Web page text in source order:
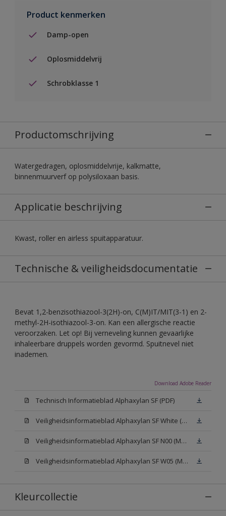
Product kenmerken
Damp-open
Oplosmiddelvrij
Schrobklasse 1
Productomschrijving
Watergedragen, oplosmiddelvrije, kalkmatte,
binnenmuurverf op polysiloxaan basis.
Applicatie beschrijving
Kwast, roller en airless spuitapparatuur.
Technische & veiligheidsdocumentatie
Bevat 1,2-benzisothiazool-3(2H)-on, C(M)IT/MIT(3-1) en 2-
methyl-2H-isothiazool-3-on. Kan een allergische reactie
veroorzaken. Let op! Bij verneveling kunnen gevaarlijke
inhaleerbare druppels worden gevormd. Spuitnevel niet
inademen.
Download Adobe Reader
Technisch Informatieblad Alphaxylan SF (PDF)
Veiligheidsinformatieblad Alphaxylan SF White (MSDS)
Veiligheidsinformatieblad Alphaxylan SF N00 (MSDS)
Veiligheidsinformatieblad Alphaxylan SF W05 (MSDS)
Kleurcollectie